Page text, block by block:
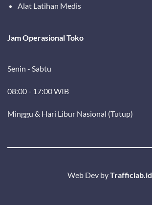
Alat Latihan Medis
Jam Operasional Toko
Senin - Sabtu
08:00 - 17:00 WIB
Minggu & Hari Libur Nasional (Tutup)
Web Dev byTrafficlab.id